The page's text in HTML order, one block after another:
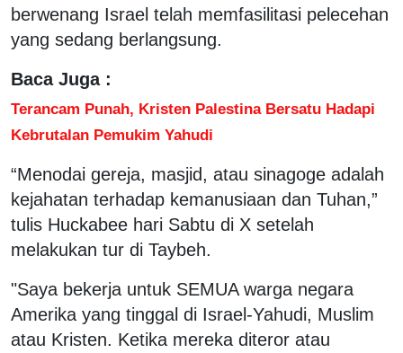
berwenang Israel telah memfasilitasi pelecehan
yang sedang berlangsung.
Baca Juga :
Terancam Punah, Kristen Palestina Bersatu Hadapi
Kebrutalan Pemukim Yahudi
“Menodai gereja, masjid, atau sinagoge adalah
kejahatan terhadap kemanusiaan dan Tuhan,”
tulis Huckabee hari Sabtu di X setelah
melakukan tur di Taybeh.
"Saya bekerja untuk SEMUA warga negara
Amerika yang tinggal di Israel-Yahudi, Muslim
atau Kristen. Ketika mereka diteror atau